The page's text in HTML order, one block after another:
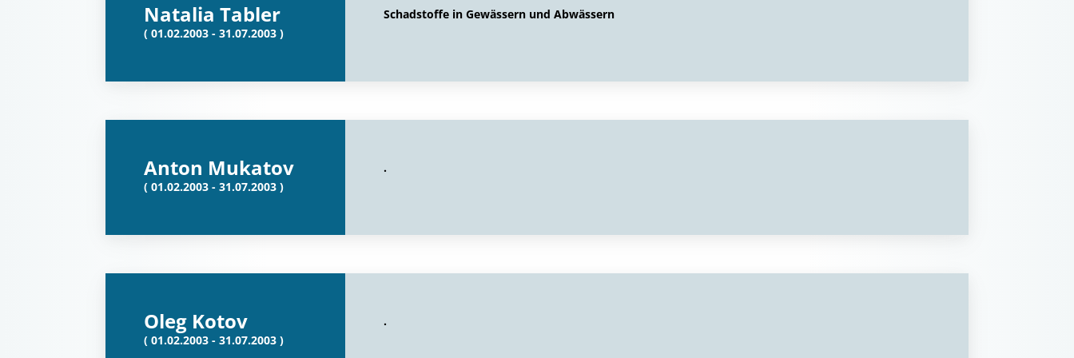
Natalia Tabler
( 01.02.2003 - 31.07.2003 )
Schadstoffe in Gewässern und Abwässern
Anton Mukatov
( 01.02.2003 - 31.07.2003 )
.
Oleg Kotov
( 01.02.2003 - 31.07.2003 )
.